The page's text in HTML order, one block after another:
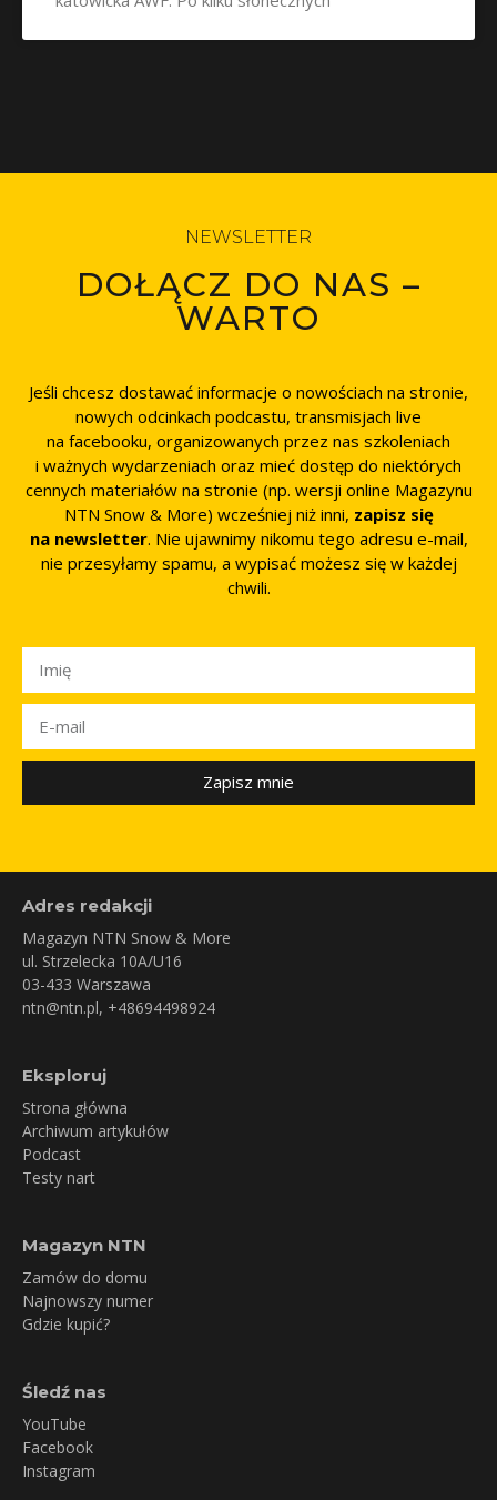
NEWSLETTER
DOŁĄCZ DO NAS –
WARTO
Jeśli chcesz dostawać informacje o nowościach na stronie,
nowych odcinkach podcastu, transmisjach live
na facebooku, organizowanych przez nas szkoleniach
i ważnych wydarzeniach oraz mieć dostęp do niektórych
cennych materiałów na stronie (np. wersji online Magazynu
NTN Snow & More) wcześniej niż inni, zapisz się
na newsletter. Nie ujawnimy nikomu tego adresu e-mail,
nie przesyłamy spamu, a wypisać możesz się w każdej
chwili.
Zapisz mnie
Adres redakcji
Magazyn NTN Snow & More
ul. Strzelecka 10A/U16
03-433 Warszawa
ntn@ntn.pl, +48694498924
Eksploruj
Strona główna
Archiwum artykułów
Podcast
Testy nart
Magazyn NTN
Zamów do domu
Najnowszy numer
Gdzie kupić?
Śledź nas
YouTube
Facebook
Instagram